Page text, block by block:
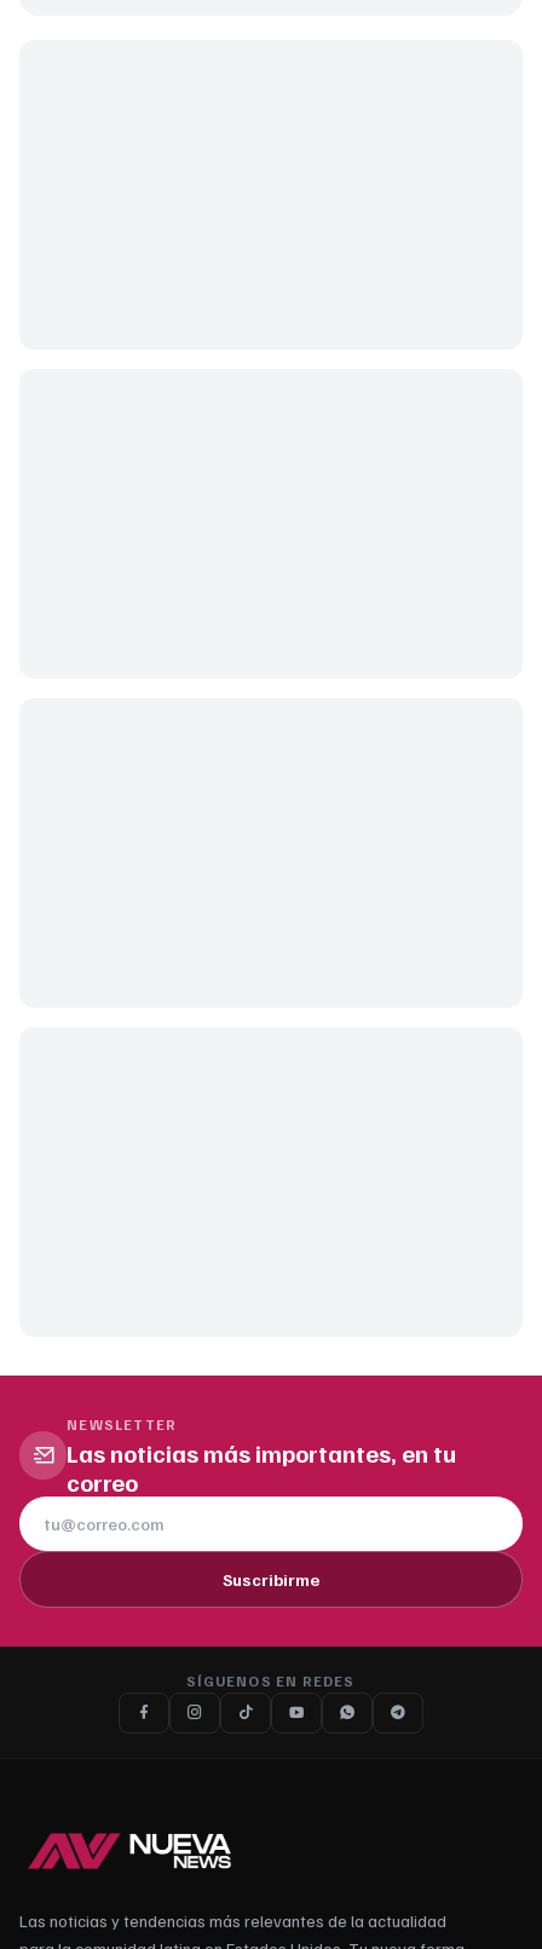
NEWSLETTER
Las noticias más importantes, en tu
correo
Suscribirme
SÍGUENOS EN REDES
Las noticias y tendencias más relevantes de la actualidad